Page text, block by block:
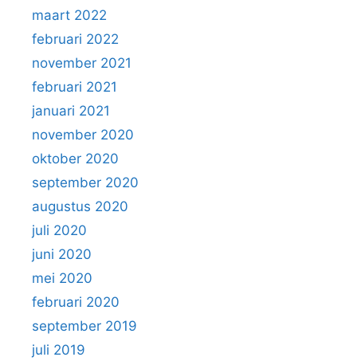
maart 2022
februari 2022
november 2021
februari 2021
januari 2021
november 2020
oktober 2020
september 2020
augustus 2020
juli 2020
juni 2020
mei 2020
februari 2020
september 2019
juli 2019